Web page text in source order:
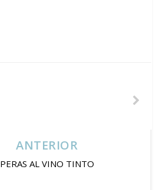
ANTERIOR
PERAS AL VINO TINTO